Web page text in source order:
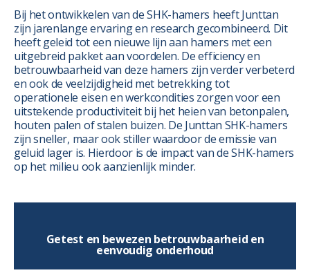
Bij het ontwikkelen van de SHK-hamers heeft Junttan
zijn jarenlange ervaring en research gecombineerd. Dit
heeft geleid tot een nieuwe lijn aan hamers met een
uitgebreid pakket aan voordelen. De efficiency en
betrouwbaarheid van deze hamers zijn verder verbeterd
en ook de veelzijdigheid met betrekking tot
operationele eisen en werkcondities zorgen voor een
uitstekende productiviteit bij het heien van betonpalen,
houten palen of stalen buizen. De Junttan SHK-hamers
zijn sneller, maar ook stiller waardoor de emissie van
geluid lager is. Hierdoor is de impact van de SHK-hamers
op het milieu ook aanzienlijk minder.
Getest en bewezen betrouwbaarheid en
eenvoudig onderhoud